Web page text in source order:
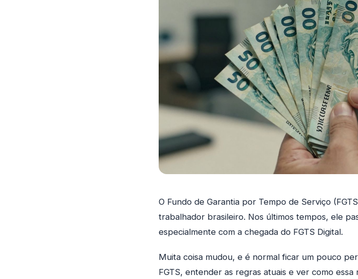
O Fundo de Garantia por Tempo de Serviço
trabalhador brasileiro. Nos últimos tempos, ele
especialmente com a chegada do FGTS Digital.
Muita coisa mudou, e é normal ficar um pouco
FGTS, entender as regras atuais e ver como